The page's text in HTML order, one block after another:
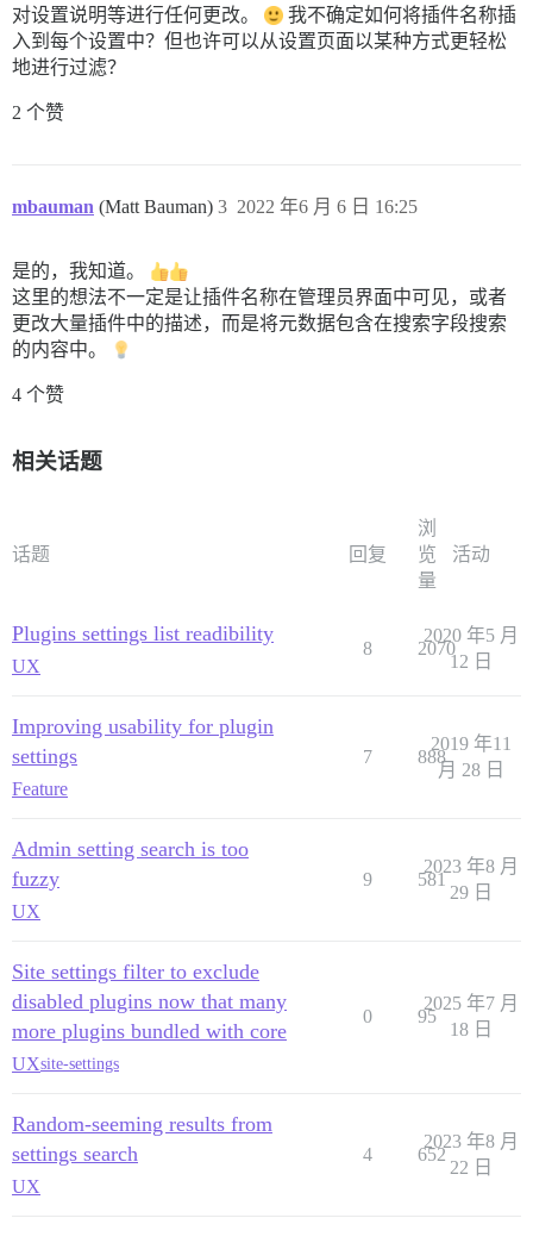
对设置说明等进行任何更改。
我不确定如何将插件名称插
入到每个设置中？但也许可以从设置页面以某种方式更轻松
地进行过滤？
2 个赞
mbauman (Matt Bauman) 2022 年6 月 6 日 16:25
3
是的，我知道。
这里的想法不一定是让插件名称在管理员界面中可见，或者
更改大量插件中的描述，而是将元数据包含在搜索字段搜索
的内容中。
4 个赞
相关话题
话题 回复
浏
览
量
活动
Plugins settings list readibility
UX
8 2070
2020 年5 月
12 日
Improving usability for plugin
settings
Feature
7 888
2019 年11
月 28 日
Admin setting search is too
fuzzy
UX
9 581
2023 年8 月
29 日
Site settings filter to exclude
disabled plugins now that many
more plugins bundled with core
UXsite-settings
0 95
2025 年7 月
18 日
Random-seeming results from
settings search
UX
4 652
2023 年8 月
22 日